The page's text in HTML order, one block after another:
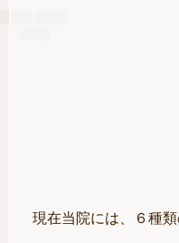
現在当院には、６種